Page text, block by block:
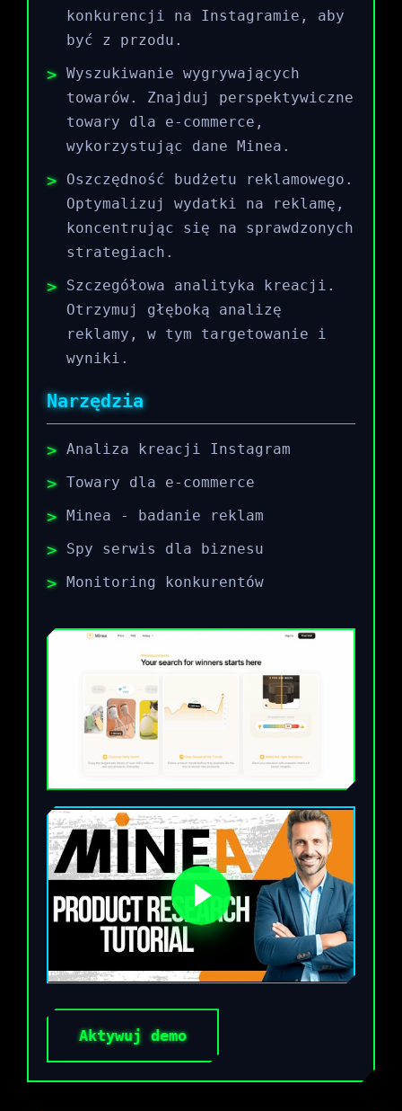
konkurencji na Instagramie, aby
być z przodu.
Wyszukiwanie wygrywających
towarów. Znajduj perspektywiczne
towary dla e-commerce,
wykorzystując dane Minea.
Oszczędność budżetu reklamowego.
Optymalizuj wydatki na reklamę,
koncentrując się na sprawdzonych
strategiach.
Szczegółowa analityka kreacji.
Otrzymuj głęboką analizę
reklamy, w tym targetowanie i
wyniki.
Narzędzia
Analiza kreacji Instagram
Towary dla e-commerce
Minea - badanie reklam
Spy serwis dla biznesu
Monitoring konkurentów
Aktywuj demo